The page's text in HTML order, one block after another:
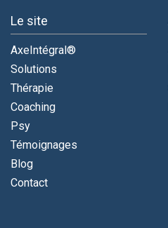
Le site
AxeIntégral®
Solutions
Thérapie
Coaching
Psy
Témoignages
Blog
Contact